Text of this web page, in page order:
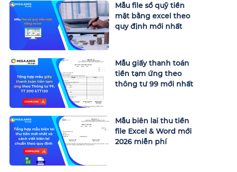
Mẫu file sổ quỹ tiền
mặt bằng excel theo
quy định mới nhất
Mẫu giấy thanh toán
tiền tạm ứng theo
thông tư 99 mới nhất
Mẫu biên lai thu tiền
file Excel & Word mới
2026 miễn phí